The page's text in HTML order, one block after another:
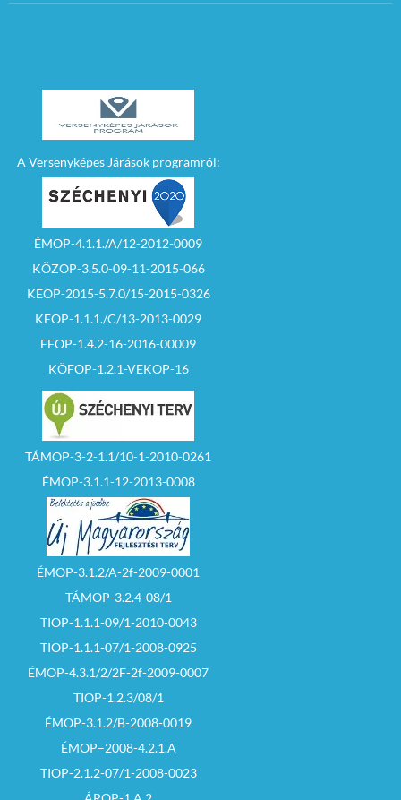
A Versenyképes Járások programról:
ÉMOP-4.1.1./A/12-2012-0009
KÖZOP-3.5.0-09-11-2015-066
KEOP-2015-5.7.0/15-2015-0326
KEOP-1.1.1./C/13-2013-0029
EFOP-1.4.2-16-2016-00009
KÖFOP-1.2.1-VEKOP-16
TÁMOP-3-2-1.1/10-1-2010-0261
ÉMOP-3.1.1-12-2013-0008
ÉMOP-3.1.2/A-2f-2009-0001
TÁMOP-3.2.4-08/1
TIOP-1.1.1-09/1-2010-0043
TIOP-1.1.1-07/1-2008-0925
ÉMOP-4.3.1/2/2F-2f-2009-0007
TIOP-1.2.3/08/1
ÉMOP-3.1.2/B-2008-0019
ÉMOP–2008-4.2.1.A
TIOP-2.1.2-07/1-2008-0023